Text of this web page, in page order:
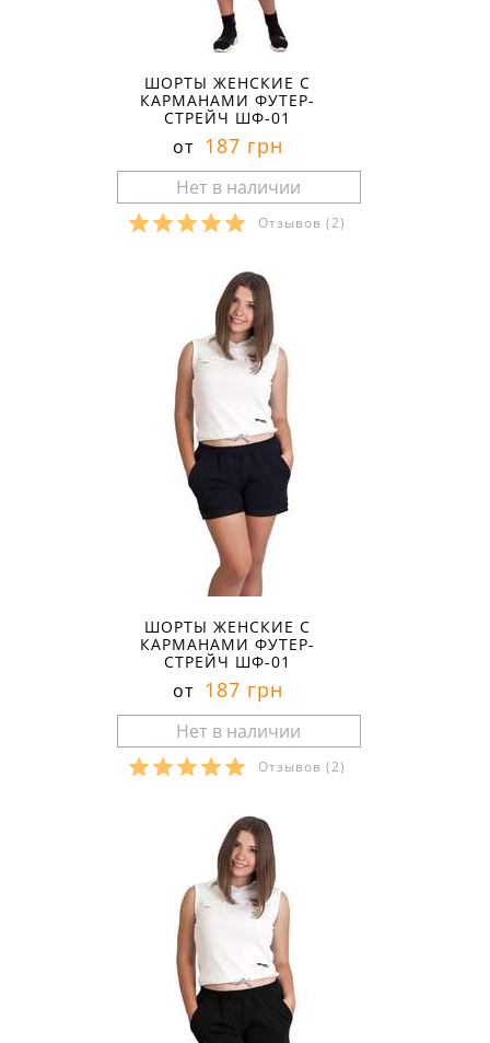
ШОРТЫ ЖЕНСКИЕ С
КАРМАНАМИ ФУТЕР-
СТРЕЙЧ ШФ-01
от 187 грн
Отзывов (2)
ШОРТЫ ЖЕНСКИЕ С
КАРМАНАМИ ФУТЕР-
СТРЕЙЧ ШФ-01
от 187 грн
Отзывов (2)